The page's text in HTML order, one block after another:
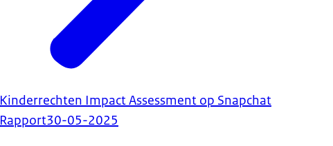
Kinderrechten Impact Assessment op Snapchat
Rapport30-05-2025